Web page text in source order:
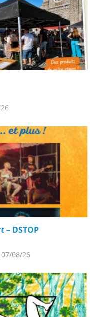
...
DSTOP
07/08/26
brute ...